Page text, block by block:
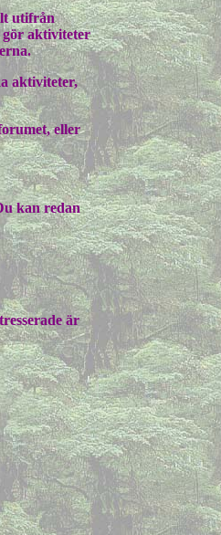
utifrån
gör aktiviteter
aktiviteter,
eller
kan redan
är